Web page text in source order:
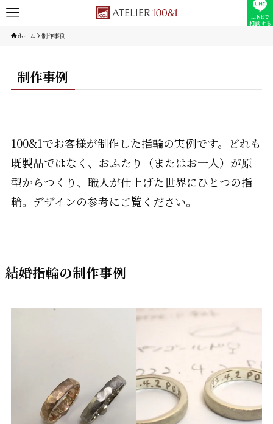
LINEで
相談する
ホーム 制作事例
制作事例
100&1でお客様が制作した指輪の実例です。どれも
既製品ではなく、おふたり（またはお一人）が原
型からつくり、職人が仕上げた世界にひとつの指
輪。デザインの参考にご覧ください。
結婚指輪の制作事例